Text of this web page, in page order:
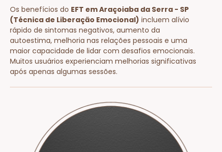
Os benefícios do EFT em Araçoiaba da Serra - SP
(Técnica de Liberação Emocional) incluem alívio
rápido de sintomas negativos, aumento da
autoestima, melhoria nas relações pessoais e uma
maior capacidade de lidar com desafios emocionais.
Muitos usuários experienciam melhorias significativas
após apenas algumas sessões.